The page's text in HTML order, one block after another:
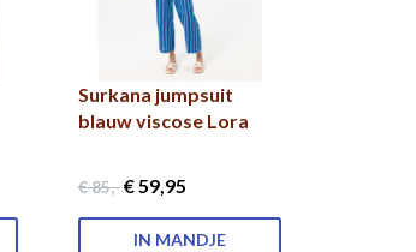
Surkana jumpsuit
blauw viscose Lora
€ 85,-€ 59,95
IN MANDJE